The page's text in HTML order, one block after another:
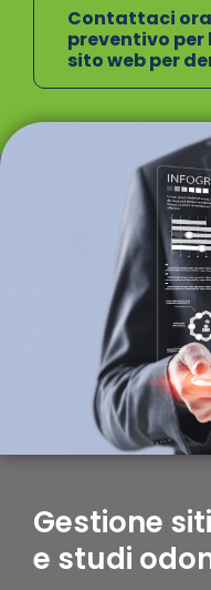
Contattaci
preventivo per
sito web per
Gestione
e studi